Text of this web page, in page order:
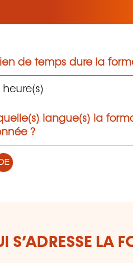
de temps dure la
langue(s) la
?
DE
S’ADRESSE LA